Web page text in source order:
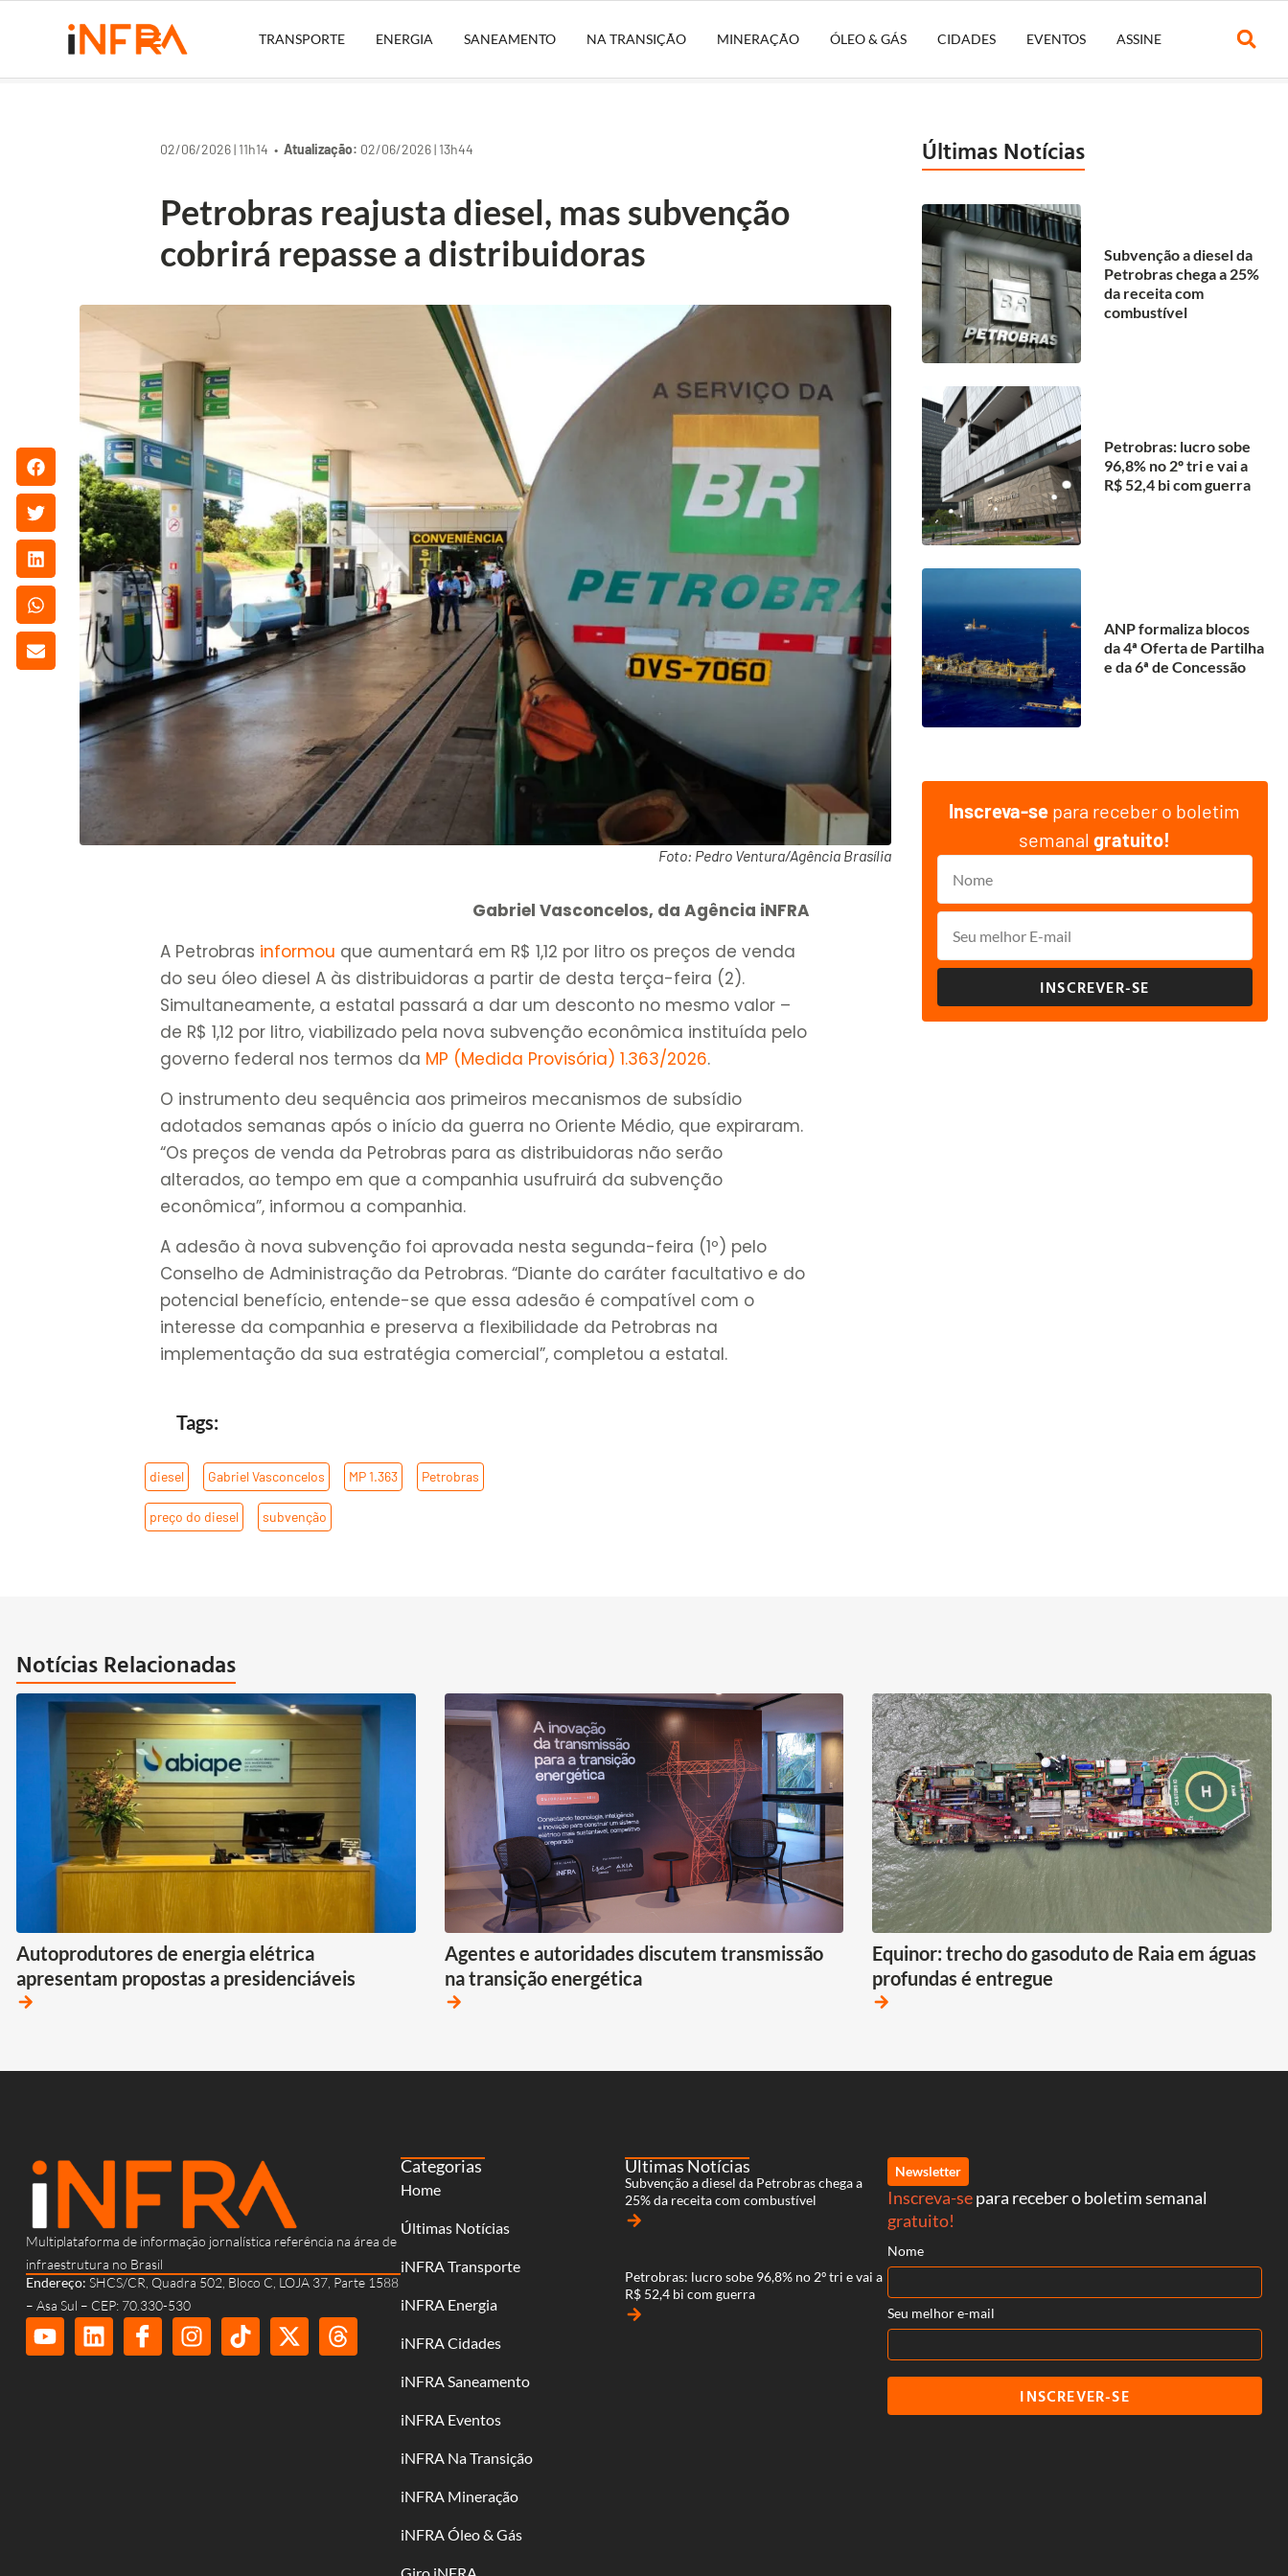
TRANSPORTE ENERGIA SANEAMENTO NA TRANSIÇÃO MINERAÇÃO ÓLEO & GÁS CIDADES EVENTOS ASSINE
02/06/2026 | 11h14 •Atualização: 02/06/2026 | 13h44
Petrobras reajusta diesel, mas subvenção
cobrirá repasse a distribuidoras
Foto: Pedro Ventura/Agência Brasília
Gabriel Vasconcelos, da Agência iNFRA
A Petrobras informou que aumentará em R$ 1,12 por litro os preços de venda
do seu óleo diesel A às distribuidoras a partir de desta terça-feira (2).
Simultaneamente, a estatal passará a dar um desconto no mesmo valor –
de R$ 1,12 por litro, viabilizado pela nova subvenção econômica instituída pelo
governo federal nos termos da MP (Medida Provisória) 1.363/2026.
O instrumento deu sequência aos primeiros mecanismos de subsídio
adotados semanas após o início da guerra no Oriente Médio, que expiraram.
“Os preços de venda da Petrobras para as distribuidoras não serão
alterados, ao tempo em que a companhia usufruirá da subvenção
econômica”, informou a companhia.
A adesão à nova subvenção foi aprovada nesta segunda-feira (1º) pelo
Conselho de Administração da Petrobras. “Diante do caráter facultativo e do
potencial benefício, entende-se que essa adesão é compatível com o
interesse da companhia e preserva a flexibilidade da Petrobras na
implementação da sua estratégia comercial”, completou a estatal.
Tags:
diesel Gabriel Vasconcelos MP 1.363 Petrobras
preço do diesel subvenção
Últimas Notícias
Subvenção a diesel da
Petrobras chega a 25%
da receita com
combustível
Petrobras: lucro sobe
96,8% no 2º tri e vai a
R$ 52,4 bi com guerra
ANP formaliza blocos
da 4ª Oferta de Partilha
e da 6ª de Concessão
Inscreva-se para receber o boletim
semanalgratuito!
INSCREVER-SE
Notícias Relacionadas
Autoprodutores de energia elétrica
apresentam propostas a presidenciáveis
arrow_forward
Agentes e autoridades discutem transmissão
na transição energética
arrow_forward
Equinor: trecho do gasoduto de Raia em águas
profundas é entregue
arrow_forward
Multiplataforma de informação jornalística referência na área de
infraestrutura no Brasil
Endereço: SHCS/CR, Quadra 502, Bloco C, LOJA 37, Parte 1588
– Asa Sul – CEP: 70.330-530
Categorias
Home
Últimas Notícias
iNFRA Transporte
iNFRA Energia
iNFRA Cidades
iNFRA Saneamento
iNFRA Eventos
iNFRA Na Transição
iNFRA Mineração
iNFRA Óleo & Gás
Últimas Notícias
Subvenção a diesel da Petrobras chega a
25% da receita com combustível
arrow_forward
Petrobras: lucro sobe 96,8% no 2º tri e vai a
R$ 52,4 bi com guerra
arrow_forward
Newsletter
Inscreva-separa receber o boletim semanal
gratuito!
Nome
Seu melhor e-mail
INSCREVER-SE